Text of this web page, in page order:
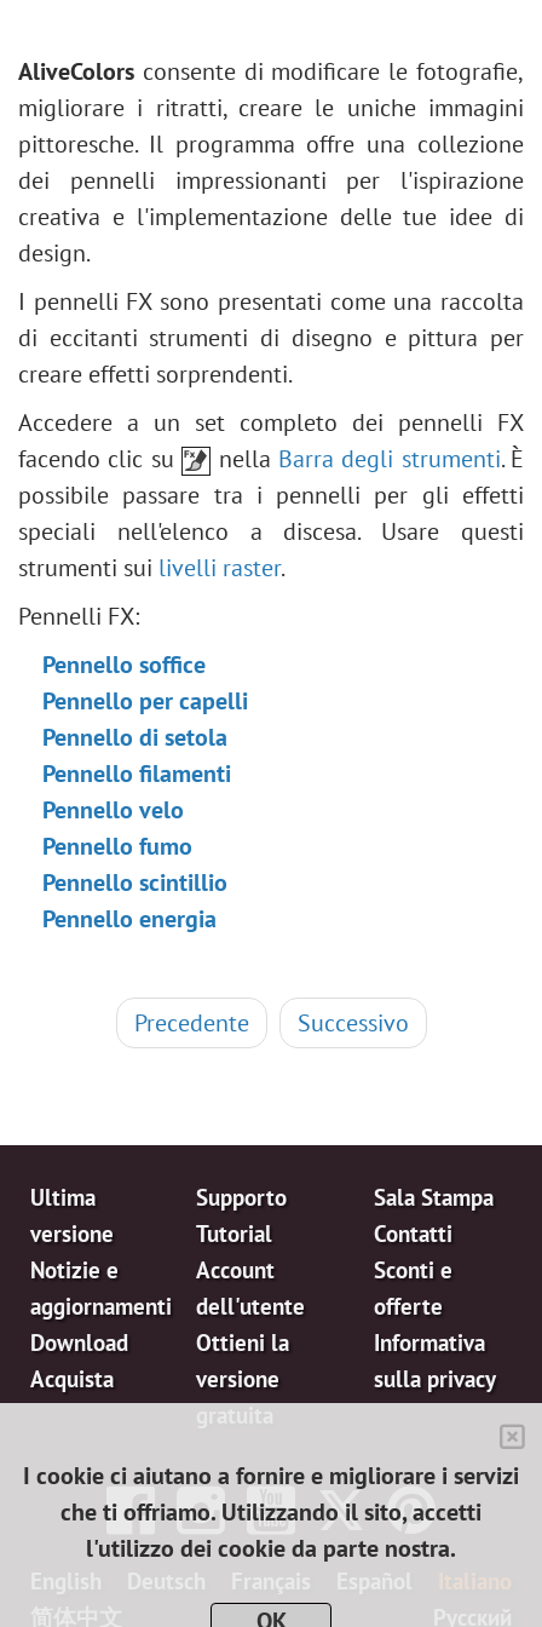
Effetti di sfocatura
Plugin Enhancer
Plugin Neon
Plugin NatureArt
Plugin LightShop
Plugin HDRFactory
Plugin AirBrush
Opzioni di allineamento
Bianco e nero
Regolazione Soglia
Regolazione Inverti
Tonalità/Saturazione
Luminosità/Contrasto
Regolazione Curve
Regolazione l'Istogramma
Filtri neurali (AI)
Installazione su Windows
Installazione su Mac
Stella
Linea
Modifica forme e tracciati
Riempi forma
Contorna forma
Mano
Zoom
Preset
Desaturazione parziale
Effetto incisione su pietra
Effetto creativo Glitch art
Rivitalizzare un ritratto scuro
Rimodellare viso e corpo
Modificare le condizioni meteo
Conversione in bianco e nero
Migliorare un ritratto
Biglietto di San Valentino
Ritratto in stile Andy Warhol
Collage di folo in stile polaroid
Creare uno sfondo Libreria
Effetto mosaico
Goccia d'acqua
Effetto contorno per testo
Foto in stile retrò
Effetto vintage
Effetto bokeh
Variazione di tonalità
Cambiare colore degli occhi
Rimuovere gli occhiali
Cambiare il rossetto
Ritocco di una vecchia foto
AliveColors consente di modificare le fotografie,
migliorare i ritratti, creare le uniche immagini
pittoresche. Il programma offre una collezione
dei pennelli impressionanti per l'ispirazione
creativa e l'implementazione delle tue idee di
design.
I pennelli FX sono presentati come una raccolta
di eccitanti strumenti di disegno e pittura per
creare effetti sorprendenti.
Accedere a un set completo dei pennelli FX
facendo clic su
nella Barra degli strumenti. È
possibile passare tra i pennelli per gli effetti
speciali nell'elenco a discesa. Usare questi
strumenti sui livelli raster.
Pennelli FX:
Pennello soffice
Pennello per capelli
Pennello di setola
Pennello filamenti
Pennello velo
Pennello fumo
Pennello scintillio
Pennello energia
Precedente Successivo
Ultima
versione
Notizie e
aggiornamenti
Download
Acquista
Supporto
Tutorial
Account
dell'utente
Ottieni la
versione
Sala Stampa
Contatti
Sconti e
offerte
Informativa
sulla privacy
日本語
I cookie ci aiutano a fornire e migliorare i servizi
che ti offriamo. Utilizzando il sito, accetti
l'utilizzo dei cookie da parte nostra.